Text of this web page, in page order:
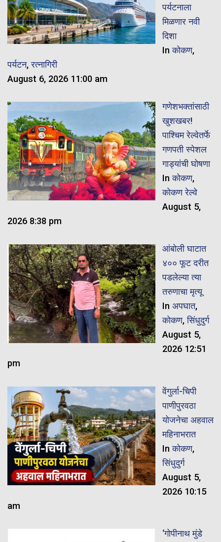
पर्यटनाला
मिळणार नवी
दिशा
Inकोकण,
पर्यटन,रत्नागिरी
August 6, 2026 11:00 am
गणेशभक्तांसाठी
खुशखबर!
पाश्चिम रेल्वेतर्फे
गणपती स्पेशल
गाड्यांची घोषणा
Inकोकण,
कोकण रेल्वे
August 5,
2026 8:38 pm
आंबोली घाटात
४०० फूट दरीत
पडलेल्या त्या
तरुणाचा मृत्यू
In अपघात,
कोकण,सिंधुदुर्ग
August 5,
2026 12:51
pm
वेंगुर्ला-चिपी
पाणीपुरवठा
योजनेचा अहवाल
महिनाभरात
Inकोकण,
सिंधुदुर्ग
August 5,
2026 10:15
am
‘गोपीनाथ मुंडे